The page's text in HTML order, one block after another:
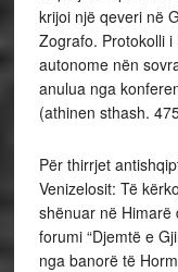
krijoi një qeveri në
Zografo. Protokolli
autonome nën
anulua nga
(athinen sthash.
Për thirrjet
Venizelosit: Të
shënuar në
forumi “Djemtë e
nga banorë të